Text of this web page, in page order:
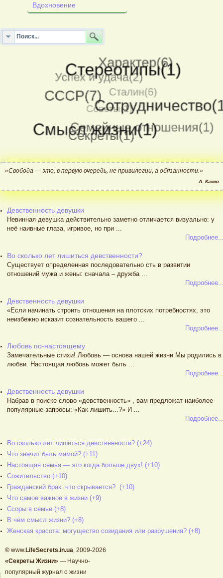
Вдохновение
«Свобода — это, в первую очередь, не привилегии, а обязанности.»
А. Камю
Девственность девушки
Невинная девушка действительно заметно отличается визуально: у
неё наивные глаза, игривое, но при ...
Во сколько лет лишиться девственности?
Существует определенная последовательно сть в развитии
отношений мужа и жены: сначала – дружба ...
Девственность девушки
«Если начинать строить отношения на плотских потребностях, это
неизбежно исказит сознательность вашего ...
Любовь по-настоящему
Замечательные стихи! Любовь — основа нашей жизни.Мы родились в
любви. Настоящая любовь может быть ...
Девственность девушки
Набрав в поиске слово «девственность» , вам предложат наиболее
популярные запросы: «Как лишить...?» И ...
Во сколько лет лишиться девственности? (+24)
Что значит быть мамой? (+11)
Настоящая семья — это когда больше двух! (+10)
Сожительство (+10)
Гражданский брак: что скрывается? (+10)
Что самое важное в жизни (+9)
Ссоры в семье (+8)
В чём смысл жизни? (+8)
Женская красота: могущество созидания или разрушения? (+8)
© www.LifeSecrets.in.ua, 2009-2026
«Секреты Жизни» — Научно-
популярный журнал о жизни